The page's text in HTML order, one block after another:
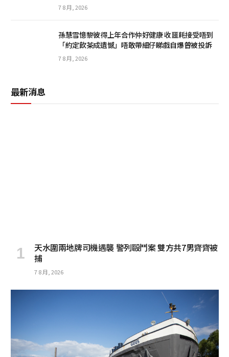
7 8 月, 2026
孫慧雪憶黎彼得上年合作仲好健康 收噩耗接受唔到
「約定飲茶成遺憾」唔敢帶細仔睇戲自爆曾被投訴
7 8 月, 2026
最新消息
天水圍兩地牌司機遇襲 警列毆鬥案 雙方共7男齊齊被
捕
7 8 月, 2026